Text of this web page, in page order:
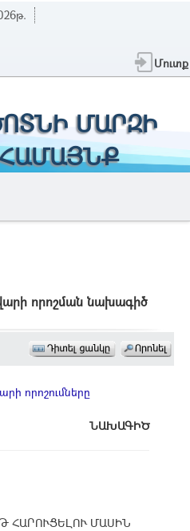
Մուտք
ՄԱՐԶԻ
որոշման նախագիծ
որոշումները
ՆԱԽԱԳԻԾ
ՀԱՐՈՒՑԵԼՈՒ ՄԱՍԻՆ